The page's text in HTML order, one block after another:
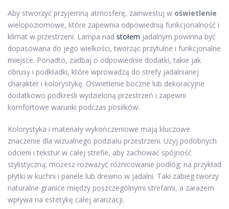
Aby stworzyć przyjemną atmosferę, zainwestuj w oświetlenie
wielopoziomowe, które zapewnia odpowiednią funkcjonalność i
klimat w przestrzeni. Lampa nad stołem jadalnym powinna być
dopasowana do jego wielkości, tworząc przytulne i funkcjonalne
miejsce. Ponadto, zadbaj o odpowiednie dodatki, takie jak
obrusy i podkładki, które wprowadzą do strefy jadalnianej
charakter i kolorystykę. Oświetlenie boczne lub dekoracyjne
dodatkowo podkreśli wydzieloną przestrzeń i zapewni
komfortowe warunki podczas posiłków.
Kolorystyka i materiały wykończeniowe mają kluczowe
znaczenie dla wizualnego podziału przestrzeni. Użyj podobnych
odcieni i tekstur w całej strefie, aby zachować spójność
stylistyczną; możesz rozważyć różnicowanie podłóg: na przykład
płytki w kuchni i panele lub drewno w jadalni. Taki zabieg tworzy
naturalne granice między poszczególnymi strefami, a zarazem
wpływa na estetykę całej aranżacji.